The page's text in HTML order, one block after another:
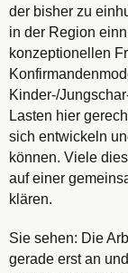
der bisher zu
in der Region
konzeptionellen
Kinder-/
Lasten hier
sich entwickeln
können. Viele
auf einer
klären.
Sie sehen: Die
gerade erst an